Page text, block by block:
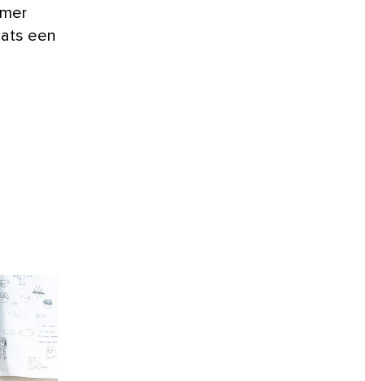
een